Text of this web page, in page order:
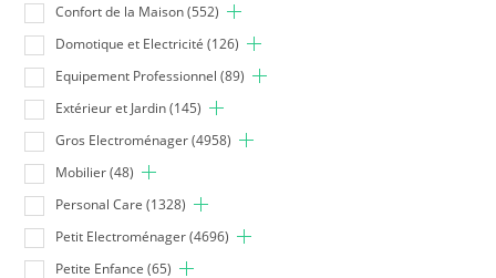
Confort de la Maison (552)
Domotique et Electricité (126)
Equipement Professionnel (89)
Extérieur et Jardin (145)
Gros Electroménager (4958)
Mobilier (48)
Personal Care (1328)
Petit Electroménager (4696)
Petite Enfance (65)